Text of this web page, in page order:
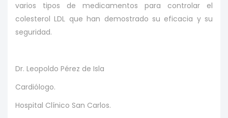
varios tipos de medicamentos para controlar el
colesterol LDL que han demostrado su eficacia y su
seguridad.
Dr. Leopoldo Pérez de Isla
Cardiólogo.
Hospital Clínico San Carlos.